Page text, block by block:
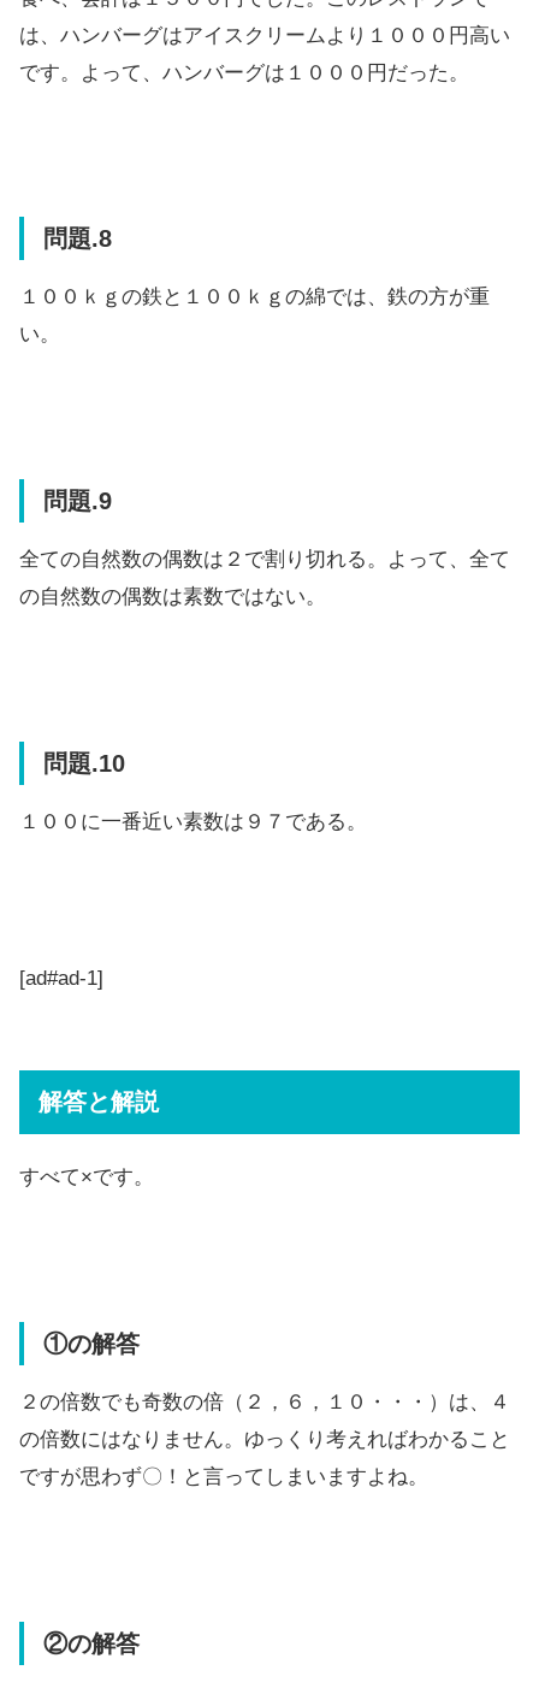
は、ハンバーグはアイスクリームより１０００円高い
です。よって、ハンバーグは１０００円だった。
問題.8
１００ｋｇの鉄と１００ｋｇの綿では、鉄の方が重
い。
問題.9
全ての自然数の偶数は２で割り切れる。よって、全て
の自然数の偶数は素数ではない。
問題.10
１００に一番近い素数は９７である。
[ad#ad-1]
解答と解説
すべて×です。
①の解答
２の倍数でも奇数の倍（２，６，１０・・・）は、４
の倍数にはなりません。ゆっくり考えればわかること
ですが思わず〇！と言ってしまいますよね。
②の解答